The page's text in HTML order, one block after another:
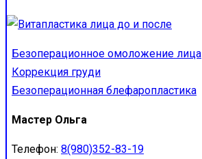
Безоперационное омоложение лица
Коррекция груди
Безоперационная блефаропластика
Мастер Ольга
Телефон: 8(980)352-83-19